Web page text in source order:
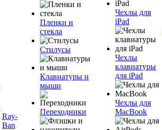
Ray-
Ban
Пленки и
стекла
Стилусы
Клавиатуры и
мыши
Переходники
Чехлы для
iPad
Чехлы
клавиатуры
для iPad
Чехлы для
MacBook